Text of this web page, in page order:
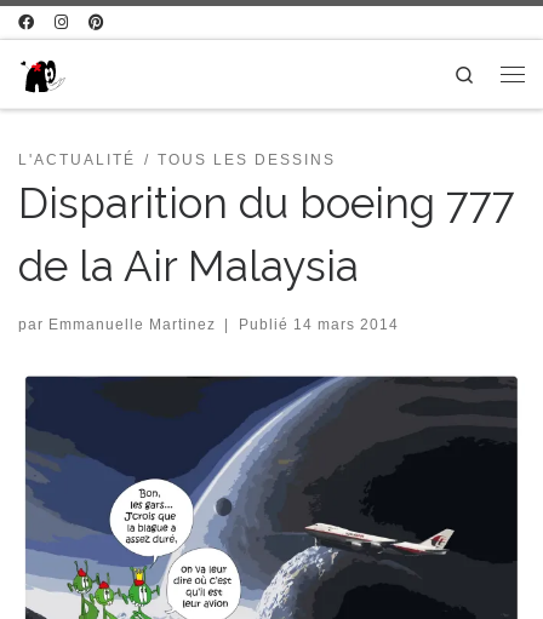
Passer au contenu
Search
L'ACTUALITÉ TOUS LES DESSINS
Disparition du boeing 777
de la Air Malaysia
par Emmanuelle Martinez | Publié 14 mars 2014